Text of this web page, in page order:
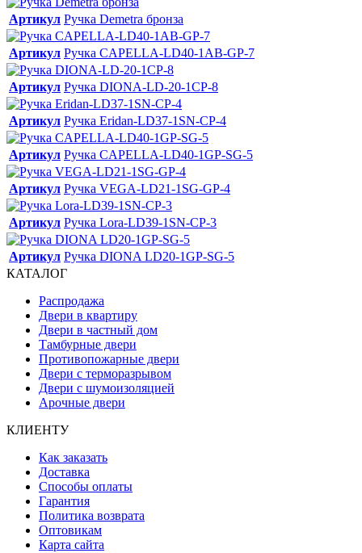
Артикул Ручка Demetra бронза
Артикул Ручка CAPELLA-LD40-1AB-GP-7
Артикул Ручка DIONA-LD-20-1CP-8
Артикул Ручка Eridan-LD37-1SN-CP-4
Артикул Ручка CAPELLA-LD40-1GP-SG-5
Артикул Ручка VEGA-LD21-1SG-GP-4
Артикул Ручка Lora-LD39-1SN-CP-3
Артикул Ручка DIONA LD20-1GP-SG-5
КАТАЛОГ
Распродажа
Двери в квартиру
Двери в частный дом
Тамбурные двери
Противопожарные двери
Двери с терморазрывом
Двери с шумоизоляцией
Арочные двери
КЛИЕНТУ
Как заказать
Доставка
Способы оплаты
Гарантия
Политика возврата
Оптовикам
Карта сайта